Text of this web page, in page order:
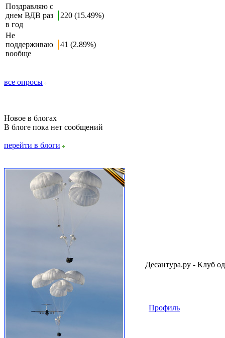
Поздравляю с
днем ВДВ раз
в год
220 (15.49%)
Не
поддерживаю
вообще
41 (2.89%)
все опросы
Новое в блогах
В блоге пока нет сообщений
перейти в блоги
Десантура.ру - Клуб
Профиль